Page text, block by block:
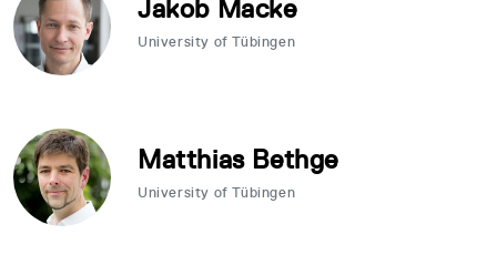
Jakob Macke
University of Tübingen
Matthias Bethge
University of Tübingen